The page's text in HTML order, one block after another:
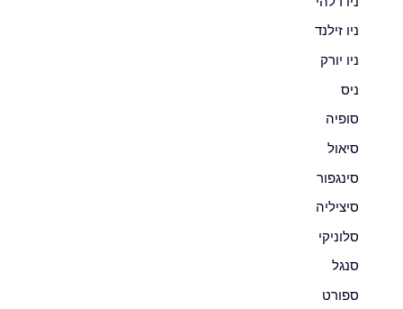
ניו זילנד
ניו יורק
ניס
סופיה
סיאול
סינגפור
סיציליה
סלוניקי
סנגל
ספורט